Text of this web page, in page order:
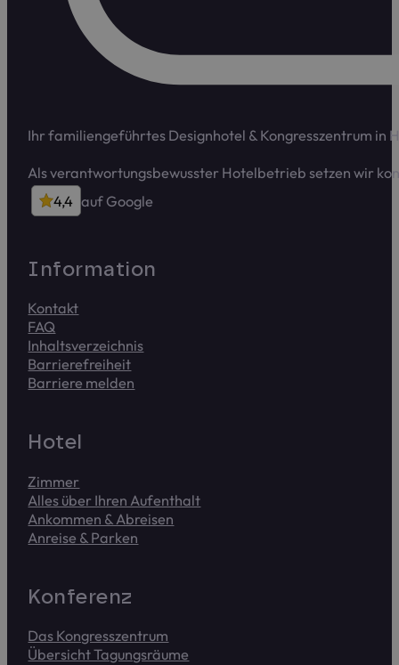
Ihr familiengeführtes Designhotel & Kongress­zentrum in
Als verant­wortungs­bewusster Hotelbetrieb setzen wir
4,44,4 von 5 Sternen auf Google
auf Google
Infor­ma­tion
Kontakt
FAQ
Inhalts­verzeichnis
Barriere­frei­heit
Barriere melden
Hotel
Zimmer
Alles über Ihren Aufenthalt
Ankommen & Abreisen
Anreise & Parken
Kon­fe­renz
Das Kongress­zentrum
Übersicht Tagungs­räume